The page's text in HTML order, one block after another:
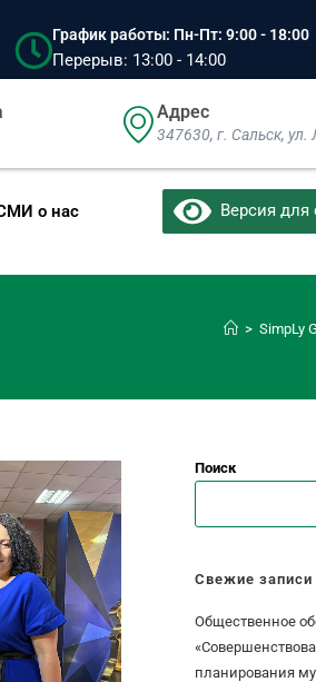
График работы: Пн-Пт: 9:00 - 18:00
Перерыв: 13:00 - 14:00
Адрес
347630, г. Сальск, ул.
о нас Версия для
> SimpLy
Поиск
Свежие записи
Общественное
планирования